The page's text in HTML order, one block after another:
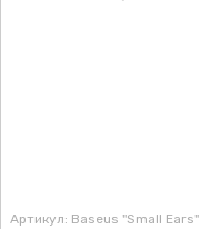
Артикул: Baseus "Small Ears"